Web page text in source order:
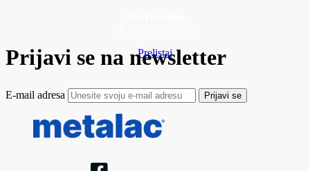
Prelistaj
Prijavi se na newsletter
E-mail adresa Prijavi se